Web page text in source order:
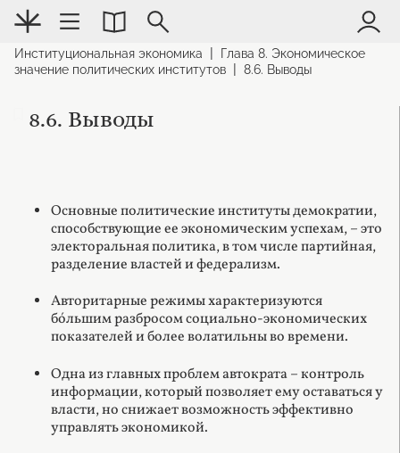
Институциональная экономика
Глава 8. Экономическое
значение политических институтов
8.6. Выводы
8.6. Выводы
Основные политические институты демократии,
способствующие ее экономическим успехам, – это
электоральная политика, в том числе партийная,
разделение властей и федерализм.
Авторитарные режимы характеризуются
бóльшим разбросом социально-экономических
показателей и более волатильны во времени.
Одна из главных проблем автократа – контроль
информации, который позволяет ему оставаться у
власти, но снижает возможность эффективно
управлять экономикой.